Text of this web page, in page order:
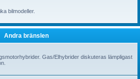
bilmodeller.
Andra bränslen
Gas/Elhybrider diskuteras lämpligast